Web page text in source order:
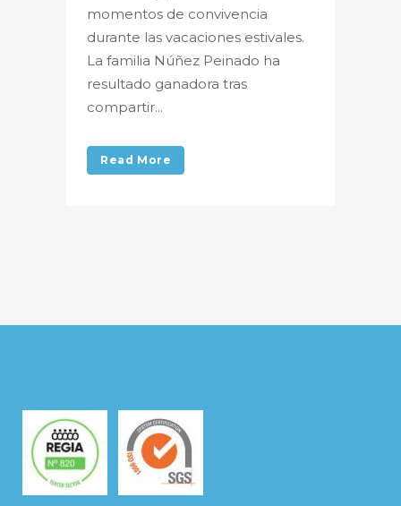
momentos de convivencia
durante las vacaciones estivales.
La familia Núñez Peinado ha
resultado ganadora tras
compartir...
Read More